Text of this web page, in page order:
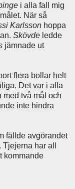
i alla fall mig
När så
Karlsson hoppa
Skövde ledde
jämnade ut
flera bollar helt
Det var i alla
med två mål och
inte hindra
fällde avgörandet
har all
kommande